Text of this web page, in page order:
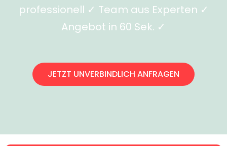
professionell ✓ Team aus Experten ✓
Angebot in 60 Sek. ✓
JETZT UNVERBINDLICH ANFRAGEN